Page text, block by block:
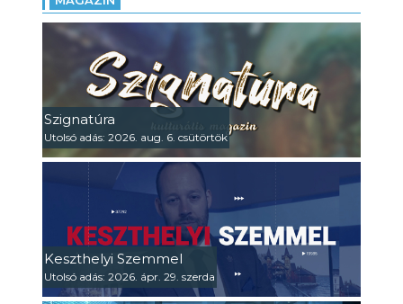
Szignatúra
Utolsó adás: 2026. aug. 6. csütörtök
Keszthelyi Szemmel
Utolsó adás: 2026. ápr. 29. szerda